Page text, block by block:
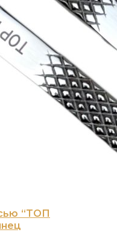
“ТОП